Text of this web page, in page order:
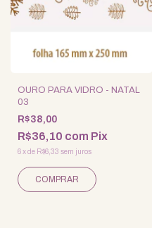
OURO PARA VIDRO - NATAL
03
R$38,00
R$36,10 com Pix
6xde R$6,33 sem juros